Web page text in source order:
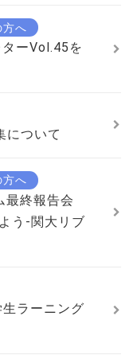
方へ
ーVol.45を
ついて
方へ
最終報告会
う‐関大リブ
ラーニング